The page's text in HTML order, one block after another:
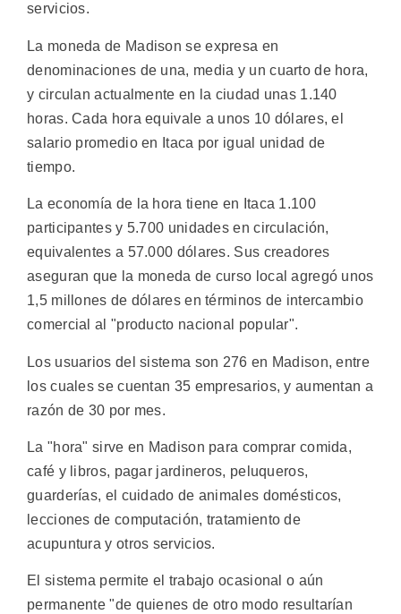
servicios.
La moneda de Madison se expresa en
denominaciones de una, media y un cuarto de hora,
y circulan actualmente en la ciudad unas 1.140
horas. Cada hora equivale a unos 10 dólares, el
salario promedio en Itaca por igual unidad de
tiempo.
La economía de la hora tiene en Itaca 1.100
participantes y 5.700 unidades en circulación,
equivalentes a 57.000 dólares. Sus creadores
aseguran que la moneda de curso local agregó unos
1,5 millones de dólares en términos de intercambio
comercial al "producto nacional popular".
Los usuarios del sistema son 276 en Madison, entre
los cuales se cuentan 35 empresarios, y aumentan a
razón de 30 por mes.
La "hora" sirve en Madison para comprar comida,
café y libros, pagar jardineros, peluqueros,
guarderías, el cuidado de animales domésticos,
lecciones de computación, tratamiento de
acupuntura y otros servicios.
El sistema permite el trabajo ocasional o aún
permanente "de quienes de otro modo resultarían